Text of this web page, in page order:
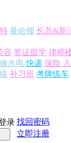
曼哈顿 长岛&新
容 签证留学 律师
水电 快递 保险
补习班 考牌练车
录 找回密码
立即注册